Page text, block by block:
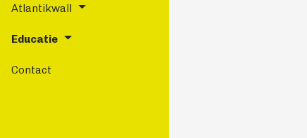
Atlantikwall
Educatie
Contact